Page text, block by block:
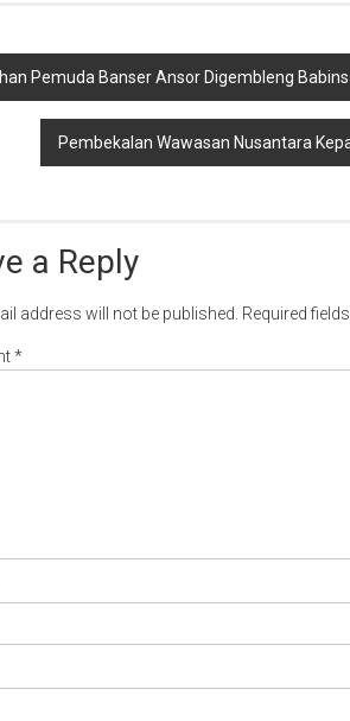
Pemuda Banser Ansor Digembleng
Pembekalan Wawasan Nusantara
a Reply
address will not be published. Required
*